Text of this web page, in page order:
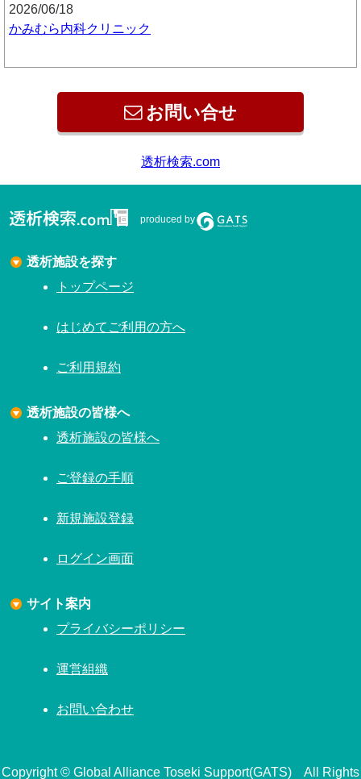
2026/06/18
かみむら内科クリニック
お問い合せ
透析検索.com
produced by
透析施設を探す
トップページ
はじめてご利用の方へ
ご利用規約
透析施設の皆様へ
透析施設の皆様へ
ご登録の手順
新規施設登録
ログイン画面
サイト案内
プライバシーポリシー
運営組織
お問い合わせ
Copyright © Global Alliance Toseki Support(GATS) All Rights